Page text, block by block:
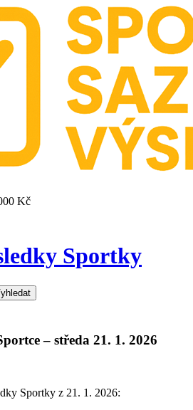
Kč
Sportky
– středa 21. 1. 2026
Sportky z 21. 1. 2026: